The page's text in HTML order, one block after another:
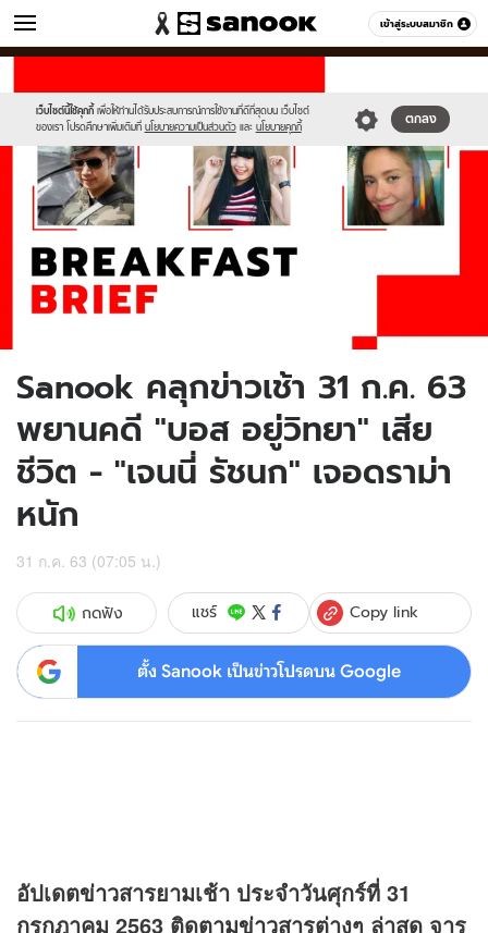
เข้าสู่ระบบสมาชิก
ข่าว หมวดอื่นๆ
เว็บไซต์นี้ใช้คุกกี้ เพื่อให้ท่านได้รับประสบการณ์การใช้งานที่ดีที่สุดบน เว็บไซต์
ของเรา โปรดศึกษาเพิ่มเติมที่ นโยบายความเป็นส่วนตัว และ นโยบายคุกกี้
ตกลง
new-
sanook.png
Sanook คลุกข่าวเช้า 31 ก.ค. 63
พยานคดี "บอส อยู่วิทยา" เสีย
ชีวิต - "เจนนี่ รัชนก" เจอดราม่า
หนัก
31 ก.ค. 63 (07:05 น.)
กดฟัง แชร์ Copy link
ตั้ง Sanook เป็นข่าวโปรดบน Google
อัปเดตข่าวสารยามเช้า ประจำวันศุกร์ที่ 31
กรกฎาคม 2563 ติดตามข่าวสารต่างๆ ล่าสุด จารุ